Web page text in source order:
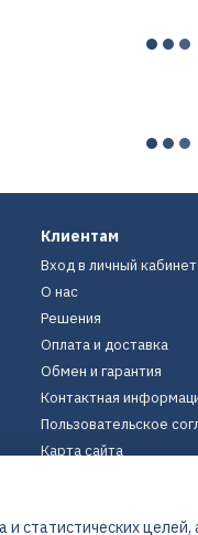
Клиентам
Вход в личный кабинет
О нас
Решения
Оплата и доставка
Обмен и гарантия
Контактная
Пользовательское
Карта сайта
статистических